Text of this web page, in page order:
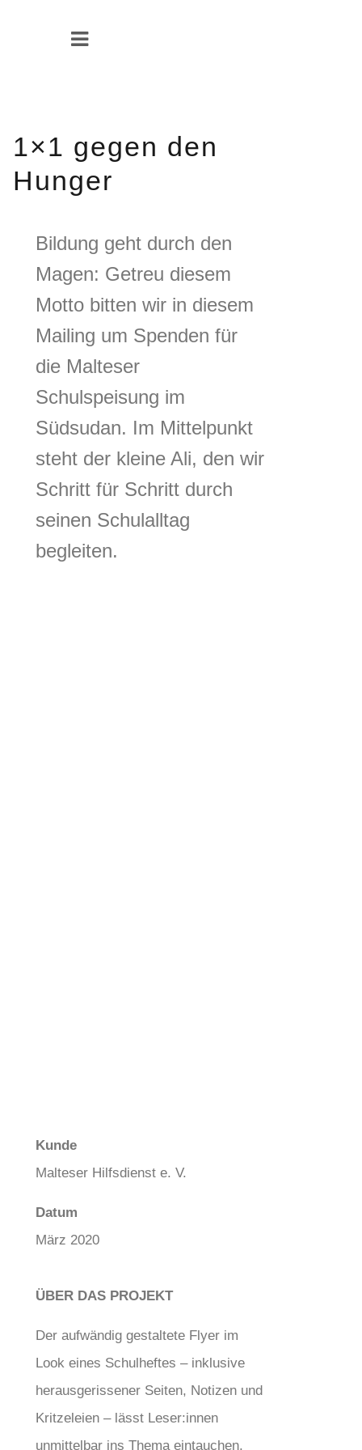
1×1 gegen den
Hunger
Bildung geht durch den
Magen: Getreu diesem
Motto bitten wir in diesem
Mailing um Spenden für
die Malteser
Schulspeisung im
Südsudan. Im Mittelpunkt
steht der kleine Ali, den wir
Schritt für Schritt durch
seinen Schulalltag
begleiten.
Kunde
Malteser Hilfsdienst e. V.
Datum
März 2020
ÜBER DAS PROJEKT
Der aufwändig gestaltete Flyer im
Look eines Schulheftes – inklusive
herausgerissener Seiten, Notizen und
Kritzeleien – lässt Leser:innen
unmittelbar ins Thema eintauchen.